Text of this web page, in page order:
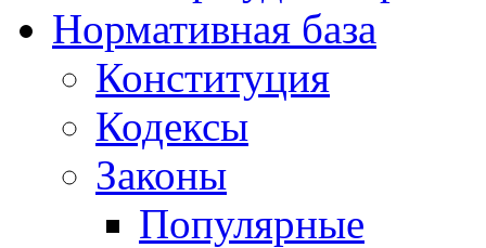
Нормативная база
Конституция
Кодексы
Законы
Популярные